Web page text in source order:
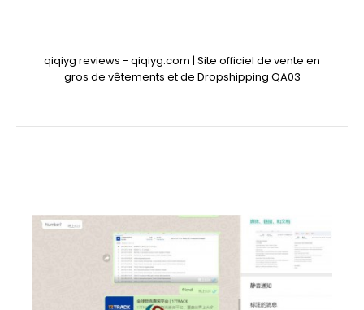
qiqiyg reviews - qiqiyg.com | Site officiel de vente en
gros de vêtements et de Dropshipping QA03